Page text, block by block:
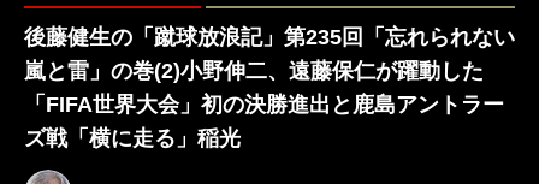
後藤健生の「蹴球放浪記」第235回「忘れられない
嵐と雷」の巻(2)小野伸二、遠藤保仁が躍動した
「FIFA世界大会」初の決勝進出と鹿島アントラー
ズ戦「横に走る」稲光